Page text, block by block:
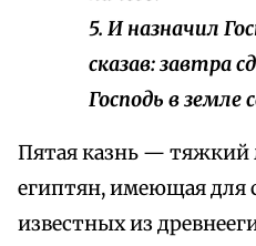
5. И назначил
сказав: завтра
Господь в земле
Пятая казнь — тяжкий
египтян, имеющая для
известных из